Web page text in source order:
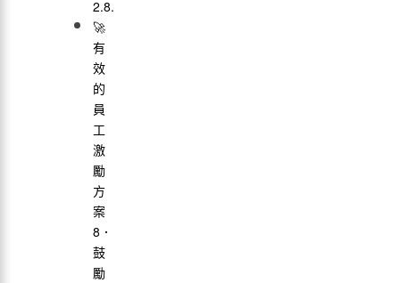
🚀
有
效
的
員
工
激
勵
方
案
8．
鼓
勵